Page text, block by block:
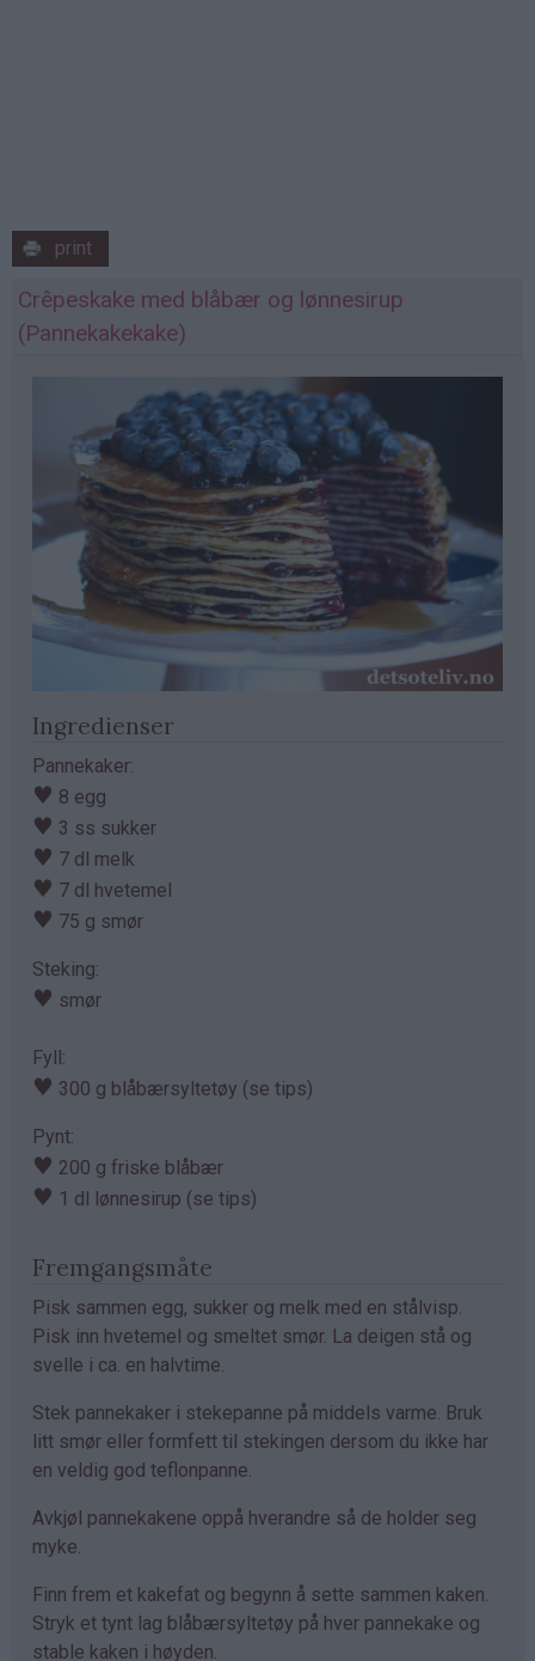
print
Crêpeskake med blåbær og lønnesirup
(Pannekakekake)
Ingredienser
Pannekaker:
♥ 8 egg
♥ 3 ss sukker
♥ 7 dl melk
♥ 7 dl hvetemel
♥ 75 g smør
Steking:
♥ smør
Fyll:
♥ 300 g blåbærsyltetøy (se tips)
Pynt:
♥ 200 g friske blåbær
♥ 1 dl lønnesirup (se tips)
Fremgangsmåte
Pisk sammen egg, sukker og melk med en stålvisp.
Pisk inn hvetemel og smeltet smør. La deigen stå og
svelle i ca. en halvtime.
Stek pannekaker i stekepanne på middels varme. Bruk
litt smør eller formfett til stekingen dersom du ikke har
en veldig god teflonpanne.
Avkjøl pannekakene oppå hverandre så de holder seg
myke.
Finn frem et kakefat og begynn å sette sammen kaken.
Stryk et tynt lag blåbærsyltetøy på hver pannekake og
stable kaken i høyden.